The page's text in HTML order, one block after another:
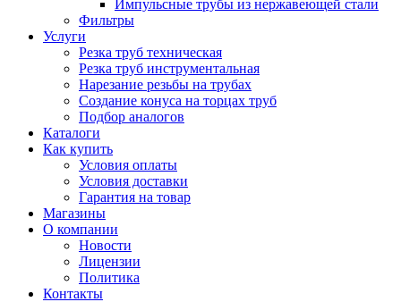
Импульсные трубы из нержавеющей стали
Фильтры
Услуги
Резка труб техническая
Резка труб инструментальная
Нарезание резьбы на трубах
Создание конуса на торцах труб
Подбор аналогов
Каталоги
Как купить
Условия оплаты
Условия доставки
Гарантия на товар
Магазины
О компании
Новости
Лицензии
Политика
Контакты